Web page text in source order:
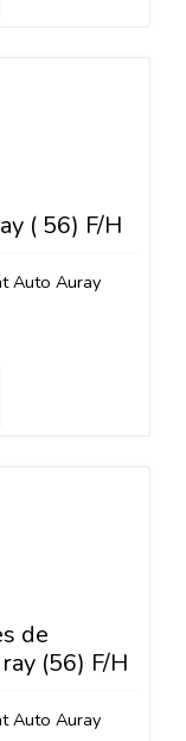
( 56) F/H
Auto Auray
de
(56) F/H
Auto Auray